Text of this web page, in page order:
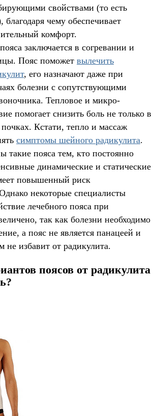
свойствами (то есть
благодаря чему обеспечивает
комфорт.
заключается в согревании и
Пояс поможет вылечить
, его назначают даже при
болезни с сопутствующими
Тепловое и микро-
помогает снизить боль не только в
Кстати, тепло и массаж
симптомы шейного радикулита.
такие пояса тем, кто постоянно
динамические и статические
повышенный риск
некоторые специалисты
лечебного пояса при
так как болезни необходимо
а пояс не является панацеей и
не избавит от радикулита.
поясов от радикулита